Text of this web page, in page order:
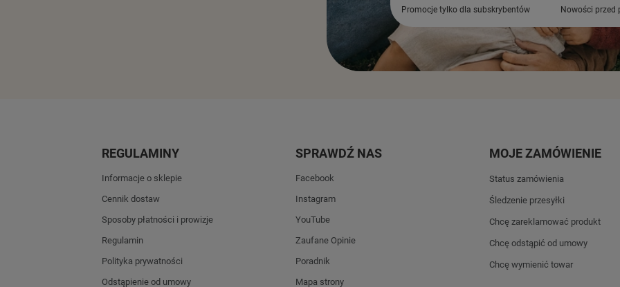
Promocje tylko dla subskrybentów Nowości przed
REGULAMINY
Informacje o sklepie
Cennik dostaw
Sposoby płatności i prowizje
Regulamin
Polityka prywatności
Odstąpienie od umowy
SPRAWDŹ NAS
Facebook
Instagram
YouTube
Zaufane Opinie
Poradnik
Mapa strony
MOJE ZAMÓWIENIE
Status zamówienia
Śledzenie przesyłki
Chcę zareklamować produkt
Chcę odstąpić od umowy
Chcę wymienić towar